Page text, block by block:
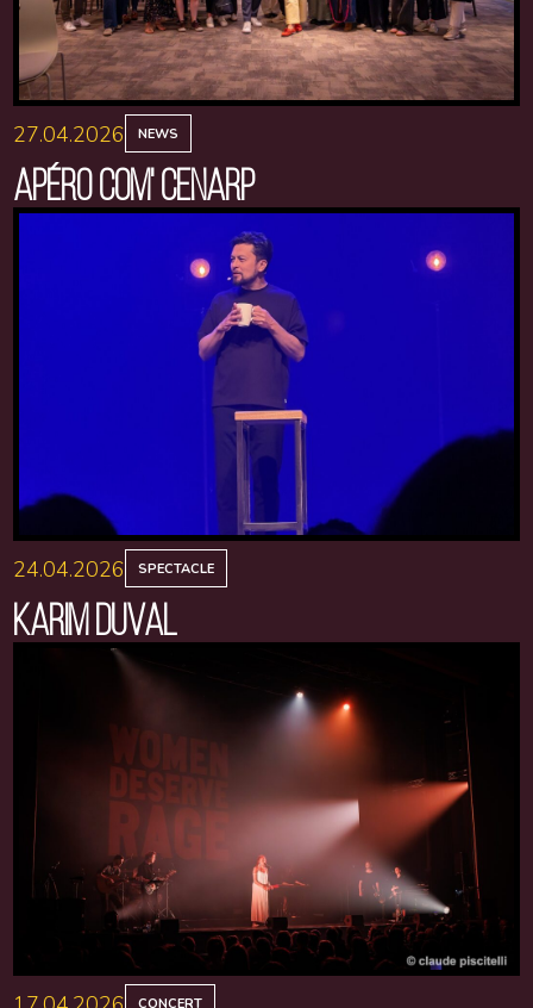
27.04.2026 NEWS
APÉRO COM' CENARP
24.04.2026 SPECTACLE
KARIM DUVAL
CONCERT